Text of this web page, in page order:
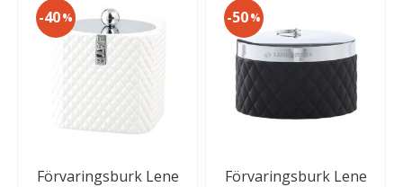
Förvaringsburk Lene
40%
Förvaringsburk Lene
50%